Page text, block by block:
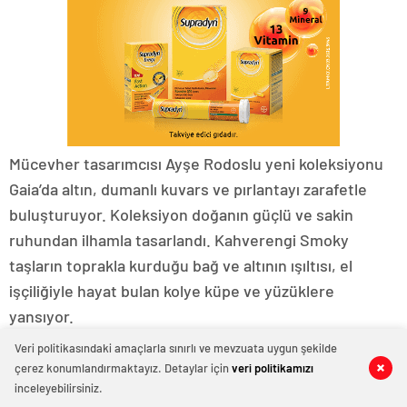
0 0
0 0
0 0
Mücevher tasarımcısı Ayşe Rodoslu yeni koleksiyonu
Gaia’da altın, dumanlı kuvars ve pırlantayı zarafetle
buluşturuyor. Koleksiyon doğanın güçlü ve sakin
ruhundan ilhamla tasarlandı. Kahverengi Smoky
taşların toprakla kurduğu bağ ve altının ışıltısı, el
işçiliğiyle hayat bulan kolye küpe ve yüzüklere
yansıyor.
Veri politikasındaki amaçlarla sınırlı ve mevzuata uygun şekilde
çerez konumlandırmaktayız. Detaylar içinveri politikamızı
inceleyebilirsiniz.